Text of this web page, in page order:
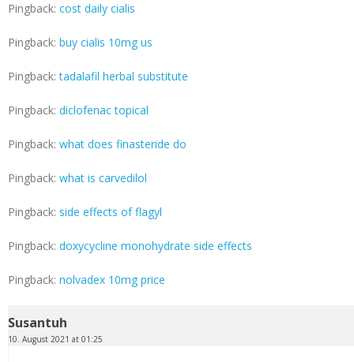
Pingback: cost daily cialis
Pingback: buy cialis 10mg us
Pingback:tadalafil herbal substitute
Pingback: diclofenac topical
Pingback: what does finasteride do
Pingback: what is carvedilol
Pingback: side effects of flagyl
Pingback: doxycycline monohydrate side effects
Pingback: nolvadex 10mg price
Susantuh
10. August 2021 at 01:25